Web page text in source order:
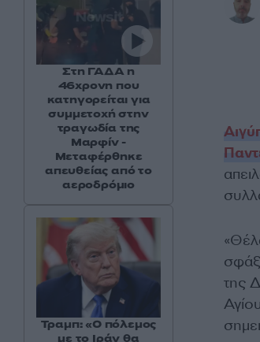
της
Στη ΓΑΔΑ η
46χρονη που
κατηγορείται για
συμμετοχή στην
τραγωδία της
Μαρφίν -
Μεταφέρθηκε
απευθείας από το
αεροδρόμιο
Τραμπ: «Ο πόλεμος
με το Ιράν θα